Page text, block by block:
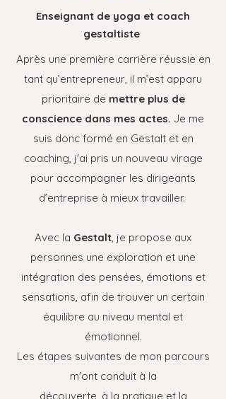
Enseignant de yoga et coach
gestaltiste
Après une première carrière réussie en
tant qu’entrepreneur, il m’est apparu
prioritaire de mettre plus de
conscience dans mes actes. Je me
suis donc formé en Gestalt et en
coaching, j'ai pris un nouveau virage
pour accompagner les dirigeants
d’entreprise à mieux travailler.
Avec la Gestalt, je propose aux
personnes une exploration et une
intégration des pensées, émotions et
sensations, afin de trouver un certain
équilibre au niveau mental et
émotionnel.
Les étapes suivantes de mon parcours
m'ont conduit à la
découverte, à la pratique et la